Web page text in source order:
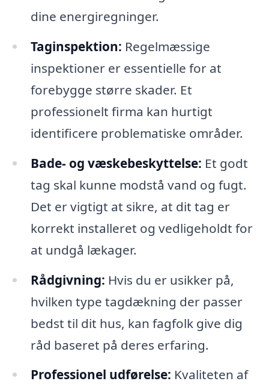
dine energiregninger.
Taginspektion: Regelmæssige
inspektioner er essentielle for at
forebygge større skader. Et
professionelt firma kan hurtigt
identificere problematiske områder.
Bade- og væskebeskyttelse: Et godt
tag skal kunne modstå vand og fugt.
Det er vigtigt at sikre, at dit tag er
korrekt installeret og vedligeholdt for
at undgå lækager.
Rådgivning: Hvis du er usikker på,
hvilken type tagdækning der passer
bedst til dit hus, kan fagfolk give dig
råd baseret på deres erfaring.
Professionel udførelse: Kvaliteten af